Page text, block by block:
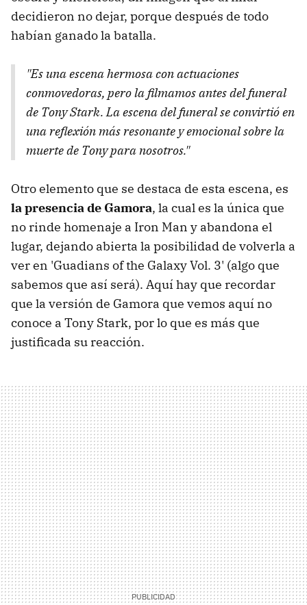
decidieron no dejar, porque después de todo
habían ganado la batalla.
"Es una escena hermosa con actuaciones
conmovedoras, pero la filmamos antes del funeral
de Tony Stark. La escena del funeral se convirtió en
una reflexión más resonante y emocional sobre la
muerte de Tony para nosotros."
Otro elemento que se destaca de esta escena, es
la presencia de Gamora, la cual es la única que
no rinde homenaje a Iron Man y abandona el
lugar, dejando abierta la posibilidad de volverla a
ver en 'Guadians of the Galaxy Vol. 3' (algo que
sabemos que así será). Aquí hay que recordar
que la versión de Gamora que vemos aquí no
conoce a Tony Stark, por lo que es más que
justificada su reacción.